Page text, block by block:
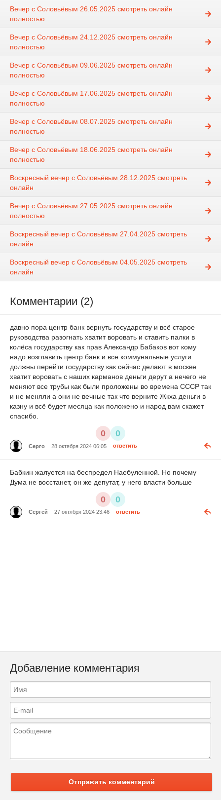
Вечер с Соловьёвым 26.05.2025 смотреть онлайн
полностью
Вечер с Соловьёвым 24.12.2025 смотреть онлайн
полностью
Вечер с Соловьёвым 09.06.2025 смотреть онлайн
полностью
Вечер с Соловьёвым 17.06.2025 смотреть онлайн
полностью
Вечер с Соловьёвым 08.07.2025 смотреть онлайн
полностью
Вечер с Соловьёвым 18.06.2025 смотреть онлайн
полностью
Воскресный вечер с Соловьёвым 28.12.2025 смотреть
онлайн
Вечер с Соловьёвым 27.05.2025 смотреть онлайн
полностью
Воскресный вечер с Соловьёвым 27.04.2025 смотреть
онлайн
Воскресный вечер с Соловьёвым 04.05.2025 смотреть
онлайн
Комментарии (2)
давно пора центр банк вернуть государству и всё старое
руководства разогнать хватит воровать и ставить палки в
колёса государству как прав Александр Бабаков вот кому
надо возглавить центр банк и все коммунальные услуги
должны перейти государству как сейчас делают в москве
хватит воровать с наших карманов деньги дерут а нечего не
меняют все трубы как были проложены во времена СССР так
и не меняли а они не вечные так что верните Жкха деньги в
казну и всё будет месяца как положено и народ вам скажет
спасибо.
0 0
Серго 28 октября 2024 06:05 ответить
Бабкин жалуется на беспредел Наебуленной. Но почему
Дума не восстанет, он же депутат, у него власти больше
0 0
Сергей 27 октября 2024 23:46 ответить
Добавление комментария
Отправить комментарий